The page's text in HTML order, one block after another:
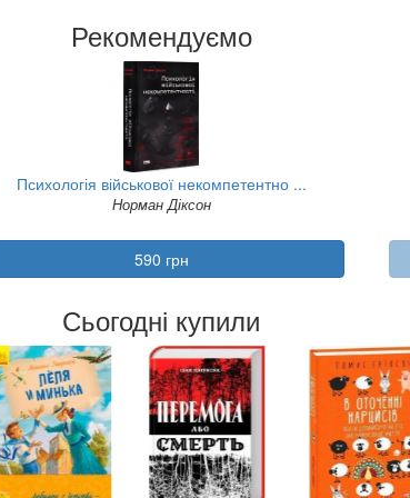
Рекомендуємо
Психологія військової некомпетентно ...
Норман Діксон
590 грн
Сьогодні купили